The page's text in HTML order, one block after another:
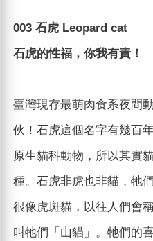
003 石虎 Leopard cat
石虎的性福，你我有責！
臺灣現存最萌肉食系夜間
伙！石虎這個名字有幾百
原生貓科動物，所以其實
種。石虎非虎也非貓，牠
很像虎斑貓，以往人們會
叫牠們「山貓」。牠們的